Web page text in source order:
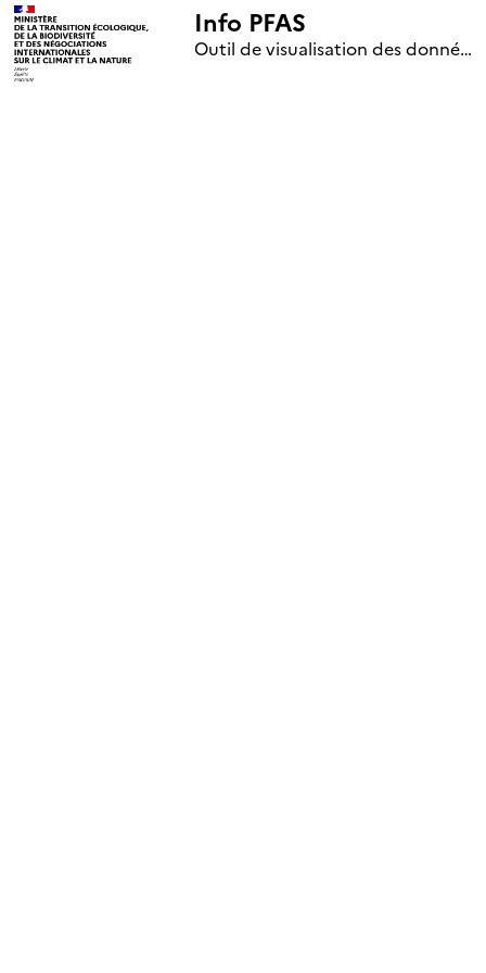
Info PFAS
Outil de visualisation des données nationales de surveillance des substances PFAS (mise à jour le 1er jour de chaque mois)
+
–